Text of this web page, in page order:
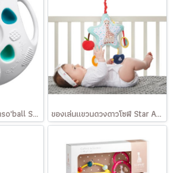
ยางกัดลูกบอลโซฟี Senso'ball So'Pure ของเล่นแขวนดวงดาวโซฟี Star Activities Plush - Sophie la girafe®